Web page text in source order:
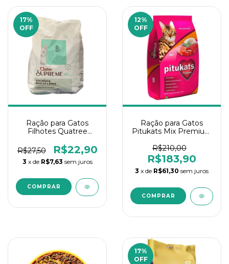
17%
OFF
Ração para Gatos
Filhotes Quatree
Batata 1Kg
R$27,50 R$22,90
3 x de R$7,63 sem juros
12%
OFF
Ração para Gatos
Pitukats Mix Premium
R$210,00
R$183,90
3 x de R$61,30 sem juros
17%
OFF